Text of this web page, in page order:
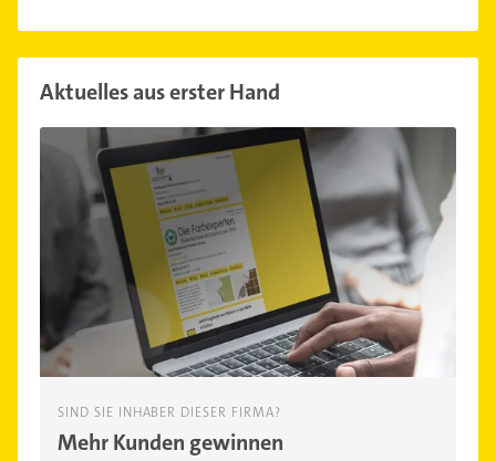
Aktuelles aus erster Hand
SIND SIE INHABER DIESER FIRMA?
Mehr Kunden gewinnen